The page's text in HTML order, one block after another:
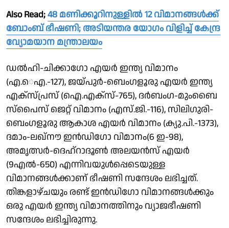
Also Read;48 മണിക്കൂറിനുള്ളിൽ 12 വിമാനങ്ങൾക്ക്
ബോംബ് ഭീഷണി; അടിയന്തര യോഗം വിളിച്ച് കേന്ദ്ര
വ്യോമയാന മന്ത്രാലയം
ഡൽഹി-ചിക്കാഗോ എയർ ഇന്ത്യ വിമാനം
(എ.െഎ.-127), ജയ്പുർ-ബെംഗളൂരു എയർ ഇന്ത്യ
എക്സ്പ്രസ് (ഐ.എക്സ്-765), ദർബംഗ-മുംബൈ
സ്പൈസ് ജെറ്റ് വിമാനം (എസ്.ജി.-116), സിലിഗുരി-
ബെംഗളൂരു ആകാശ എയർ വിമാനം (ക്യു.പി.-1373),
ദമാം-ലഖ്നൗ ഇൻഡിഗോ വിമാനം(6 ഇ-98),
അമൃത്സർ-ദെഹ്‌റാദൂൺ അലയൻസ് എയർ
(9എൽ-650) എന്നിവയുൾപ്പെടെയുള്ള
വിമാനങ്ങൾക്കാണ് ഭീഷണി സന്ദേശം ലഭിച്ചത്.
തിങ്കളാഴ്ചയും രണ്ട് ഇൻഡിഗോ വിമാനങ്ങൾക്കും
ഒരു എയർ ഇന്ത്യ വിമാനത്തിനും വ്യാജഭീഷണി
സന്ദേശം ലഭിച്ചിരുന്നു.